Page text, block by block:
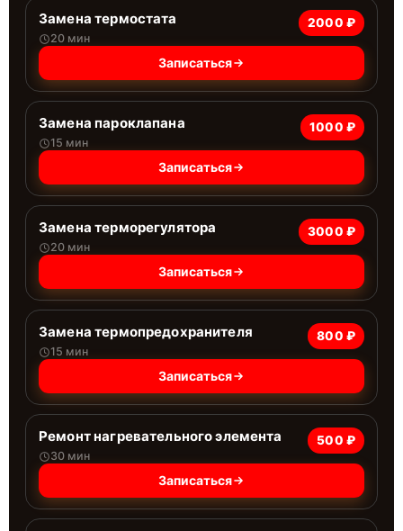
Замена термостата
20 мин
2000 ₽
Записаться
Замена пароклапана
15 мин
1000 ₽
Записаться
Замена терморегулятора
20 мин
3000 ₽
Записаться
Замена термопредохранителя
15 мин
800 ₽
Записаться
Ремонт нагревательного элемента
30 мин
500 ₽
Записаться